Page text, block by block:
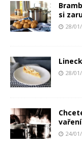
si
28/
28/
24/